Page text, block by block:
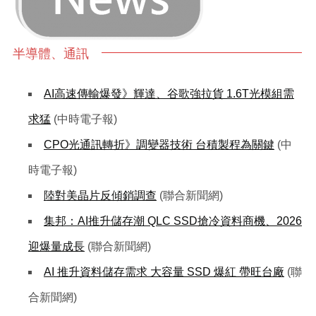
半導體、通訊
AI高速傳輸爆發》輝達、谷歌強拉貨 1.6T光模組需
求猛 (中時電子報)
CPO光通訊轉折》調變器技術 台積製程為關鍵 (中
時電子報)
陸對美晶片反傾銷調查 (聯合新聞網)
集邦：AI推升儲存潮 QLC SSD搶冷資料商機、2026
迎爆量成長 (聯合新聞網)
AI 推升資料儲存需求 大容量 SSD 爆紅 帶旺台廠 (聯
合新聞網)